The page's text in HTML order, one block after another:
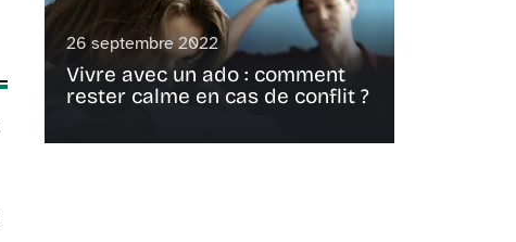
26 septembre 2022
Vivre avec un ado : comment
rester calme en cas de conflit ?